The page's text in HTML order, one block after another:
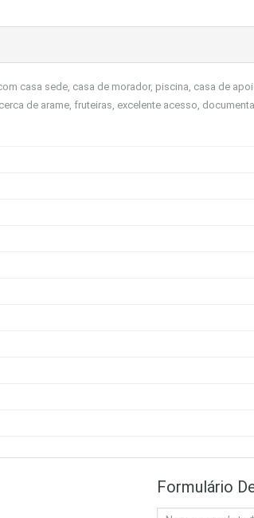
casa sede, casa de morador, piscina, casa de
de arame, fruteiras, excelente acesso,
Formulário